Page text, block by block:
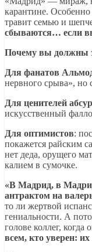
карантине.
травит семью и
сбываются… если
Почему вы должны
Для фанатов
нервного срыва»,
Для ценителей
искусственный
Для оптимистов:
покажется райским
нет деда, орущего
калием в сумочке.
«В Мадрид, в
антрактом на
то ли жертвой
гениальности. А
голове коллег, когда
всем, кто уверен: